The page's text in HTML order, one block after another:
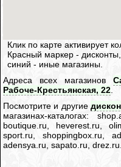
Клик по карте активирует
Красный маркер -
синий - иные магазины.
Адреса всех магазинов
Рабоче-Крестьянская, 22.
Посмотрите и другие
магазинах-каталогах:
boutique.ru, heverest.ru,
sport.ru, shoppingbox.ru,
adensya.ru, sapato.ru, drez.ru.